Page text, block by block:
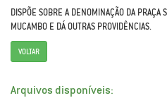
DISPÕE SOBRE A DENOMINAÇÃO DA
MUCAMBO E DÁ OUTRAS PROVIDÊNCIAS.
VOLTAR
Arquivos disponíveis: